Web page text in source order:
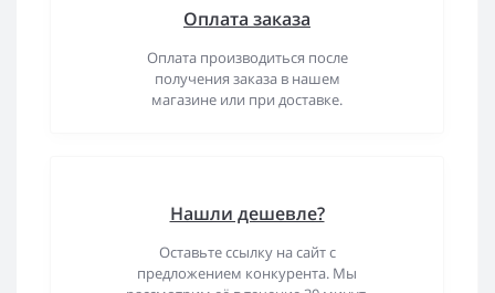
Оплата заказа
Оплата производиться после
получения заказа в нашем
магазине или при доставке.
Нашли дешевле?
Оставьте ссылку на сайт с
предложением конкурента. Мы